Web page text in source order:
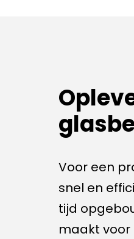
Voor een
snel en
tijd
maakt voor